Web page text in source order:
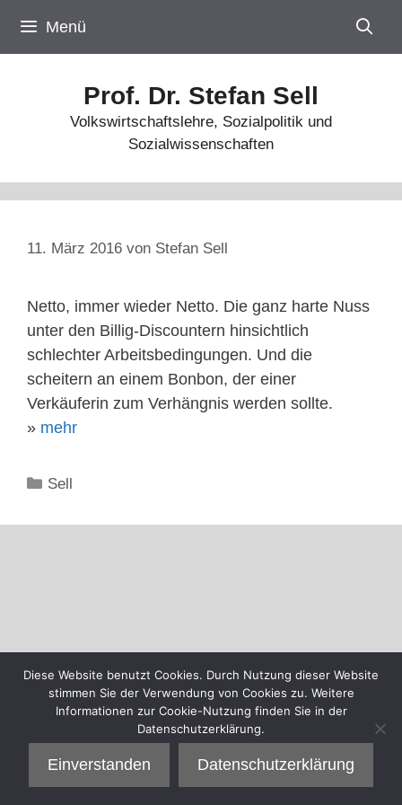
Inhalt
springen
Menü
Prof. Dr. Stefan Sell
Volkswirtschaftslehre, Sozialpolitik und
Sozialwissenschaften
11. März 2016 von Stefan Sell
Netto, immer wieder Netto. Die ganz harte Nuss
unter den Billig-Discountern hinsichtlich
schlechter Arbeitsbedingungen. Und die
scheitern an einem Bonbon, der einer
Verkäuferin zum Verhängnis werden sollte.
» mehr
Kategorien
Sell
Diese Website benutzt Cookies. Durch Nutzung dieser Website
stimmen Sie der Verwendung von Cookies zu. Weitere
Informationen zur Cookie-Nutzung finden Sie in der
Datenschutzerklärung.
Einverstanden Datenschutzerklärung